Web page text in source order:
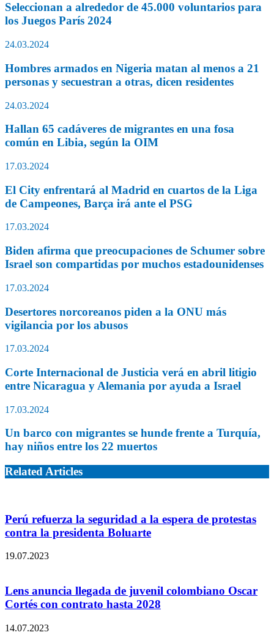
Seleccionan a alrededor de 45.000 voluntarios para
los Juegos París 2024
24.03.2024
Hombres armados en Nigeria matan al menos a 21
personas y secuestran a otras, dicen residentes
24.03.2024
Hallan 65 cadáveres de migrantes en una fosa
común en Libia, según la OIM
17.03.2024
El City enfrentará al Madrid en cuartos de la Liga
de Campeones, Barça irá ante el PSG
17.03.2024
Biden afirma que preocupaciones de Schumer sobre
Israel son compartidas por muchos estadounidenses
17.03.2024
Desertores norcoreanos piden a la ONU más
vigilancia por los abusos
17.03.2024
Corte Internacional de Justicia verá en abril litigio
entre Nicaragua y Alemania por ayuda a Israel
17.03.2024
Un barco con migrantes se hunde frente a Turquía,
hay niños entre los 22 muertos
Related Articles
Perú refuerza la seguridad a la espera de protestas
contra la presidenta Boluarte
19.07.2023
Lens anuncia llegada de juvenil colombiano Oscar
Cortés con contrato hasta 2028
14.07.2023